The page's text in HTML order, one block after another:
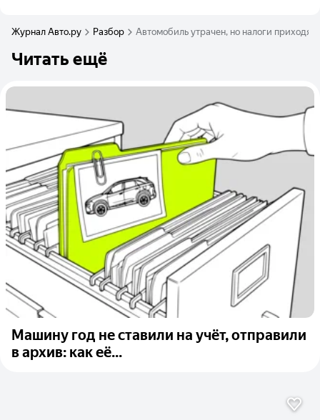
Журнал Авто.ру Разбор Автомобиль утрачен, но налоги
Читать ещё
Машину год не ставили на учёт, отправили
в архив: как её...